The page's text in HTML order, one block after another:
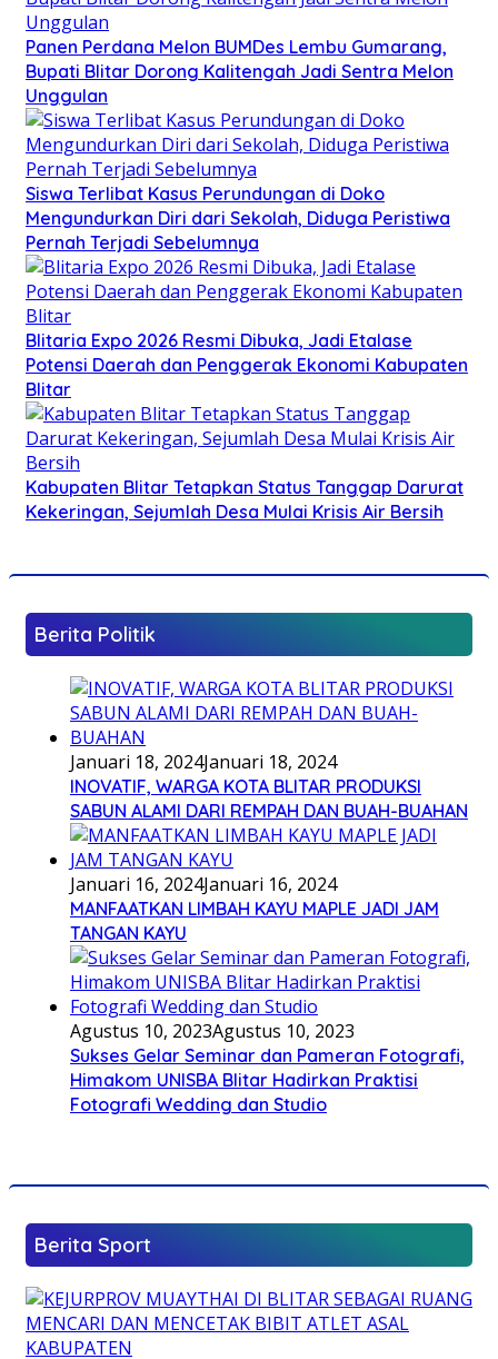
Panen Perdana Melon BUMDes Lembu Gumarang,
Bupati Blitar Dorong Kalitengah Jadi Sentra Melon
Unggulan
Siswa Terlibat Kasus Perundungan di Doko
Mengundurkan Diri dari Sekolah, Diduga Peristiwa
Pernah Terjadi Sebelumnya
Blitaria Expo 2026 Resmi Dibuka, Jadi Etalase
Potensi Daerah dan Penggerak Ekonomi Kabupaten
Blitar
Kabupaten Blitar Tetapkan Status Tanggap Darurat
Kekeringan, Sejumlah Desa Mulai Krisis Air Bersih
Berita Politik
Januari 18, 2024Januari 18, 2024
INOVATIF, WARGA KOTA BLITAR PRODUKSI
SABUN ALAMI DARI REMPAH DAN BUAH-BUAHAN
Januari 16, 2024Januari 16, 2024
MANFAATKAN LIMBAH KAYU MAPLE JADI JAM
TANGAN KAYU
Agustus 10, 2023Agustus 10, 2023
Sukses Gelar Seminar dan Pameran Fotografi,
Himakom UNISBA Blitar Hadirkan Praktisi
Fotografi Wedding dan Studio
Berita Sport